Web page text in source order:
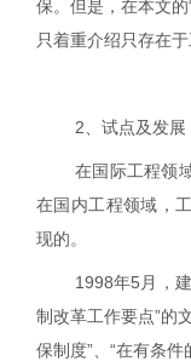
保。但是，在本文
只着重介绍只存在
2 、试点及发展
在国际工程领
在国内工程领域，
现的。
1998年5 月，
制改革工作要点”的
保制度”、“在有条